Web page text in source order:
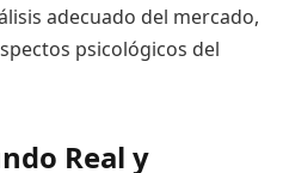
adecuado del mercado,
psicológicos del
Real y